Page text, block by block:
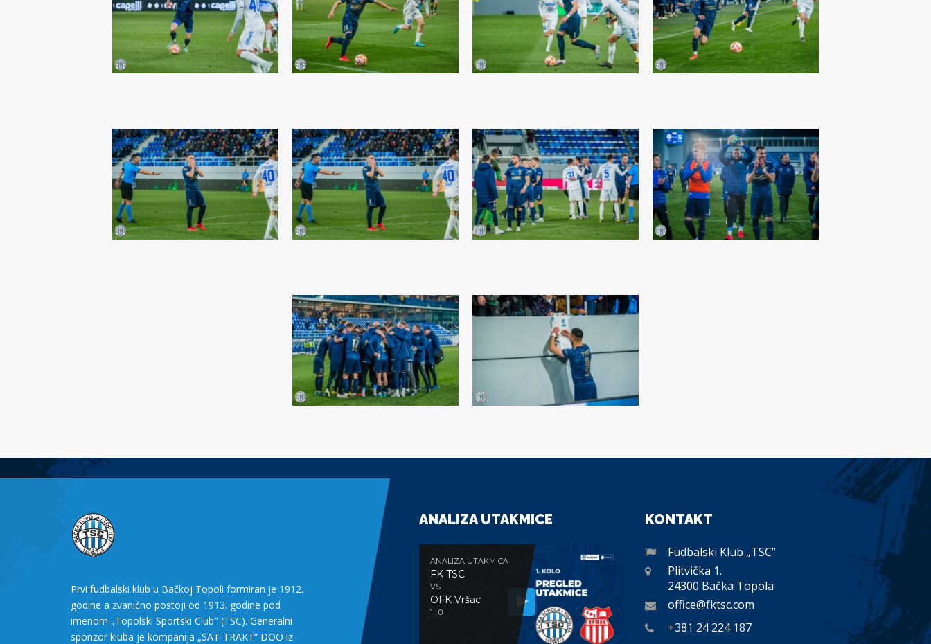
Prvi fudbalski klub u Bačkoj Topoli formiran je 1912.
godine a zvanično postoji od 1913. godine pod
imenom „Topolski Sportski Club" (TSC). Generalni
sponzor kluba je kompanija „SAT-TRAKT” DOO iz
ANALIZA UTAKMICE
ANALIZA UTAKMICA
FK TSC
VS
OFK Vršac
1 : 0
KONTAKT
Fudbalski Klub „TSC”
Plitvička 1.
24300 Bačka Topola
office@fktsc.com
+381 24 224 187